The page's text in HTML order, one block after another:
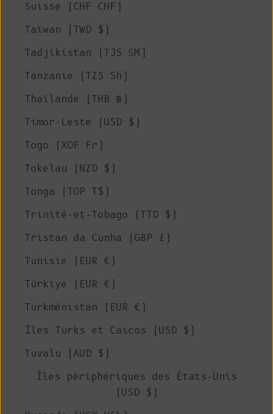
Suisse (CHF CHF)
Taïwan (TWD $)
Tadjikistan (TJS ЅМ)
Tanzanie (TZS Sh)
Thaïlande (THB ฿)
Timor-Leste (USD $)
Togo (XOF Fr)
Tokelau (NZD $)
Tonga (TOP T$)
Trinité-et-Tobago (TTD $)
Tristan da Cunha (GBP £)
Tunisie (EUR €)
Türkiye (EUR €)
Turkménistan (EUR €)
Îles Turks et Caicos (USD $)
Tuvalu (AUD $)
Îles périphériques des États-Unis
(USD $)